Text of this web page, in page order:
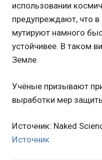
использовании
предупреждают, что в
мутируют намного
устойчивее. В таком
Земле.
Учёные призывают
выработки мер
Источник: Naked
Источник